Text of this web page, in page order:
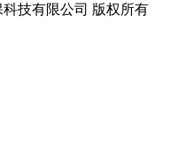
科技有限公司 版权所有